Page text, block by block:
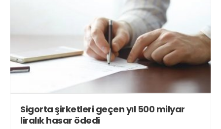
Sigorta şirketleri geçen yıl 500 milyar
liralık hasar ödedi